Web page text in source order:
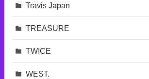
Travis Japan
TREASURE
TWICE
WEST.